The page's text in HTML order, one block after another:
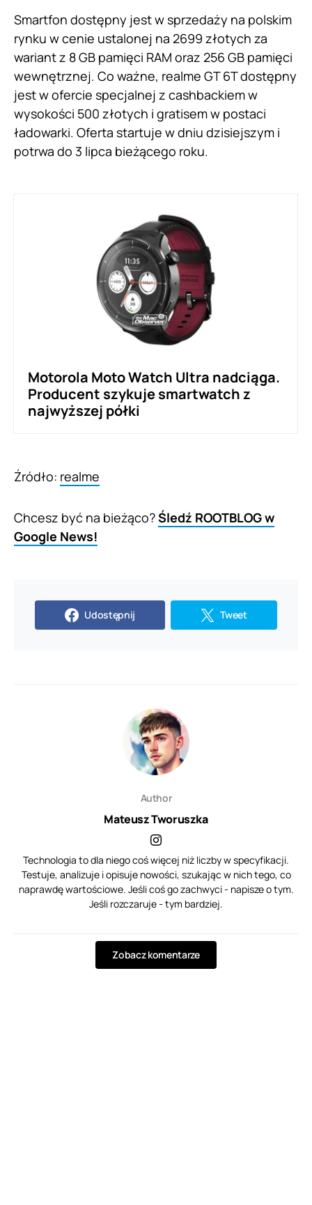
Smartfon dostępny jest w sprzedaży na polskim
rynku w cenie ustalonej na 2699 złotych za
wariant z 8 GB pamięci RAM oraz 256 GB pamięci
wewnętrznej. Co ważne, realme GT 6T dostępny
jest w ofercie specjalnej z cashbackiem w
wysokości 500 złotych i gratisem w postaci
ładowarki. Oferta startuje w dniu dzisiejszym i
potrwa do 3 lipca bieżącego roku.
Motorola Moto Watch Ultra nadciąga.
Producent szykuje smartwatch z
najwyższej półki
Źródło: realme
Chcesz być na bieżąco?Śledź ROOTBLOG w
Google News!
Udostępnij Tweet
Author
Mateusz Tworuszka
Technologia to dla niego coś więcej niż liczby w specyfikacji.
Testuje, analizuje i opisuje nowości, szukając w nich tego, co
naprawdę wartościowe. Jeśli coś go zachwyci - napisze o tym.
Jeśli rozczaruje - tym bardziej.
Zobacz komentarze